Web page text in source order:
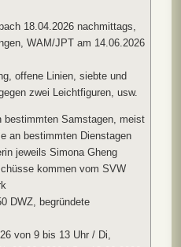
18.04.2026 nachmittags,
WAM/JPT am 14.06.2026
offene Linien, siebte und
zwei Leichtfiguren, usw.
bestimmten Samstagen, meist
an bestimmten Dienstagen
jeweils Simona Gheng
kommen vom SVW
DWZ, begründete
von 9 bis 13 Uhr / Di,